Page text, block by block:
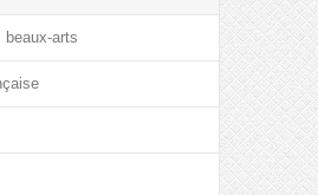
beaux-arts